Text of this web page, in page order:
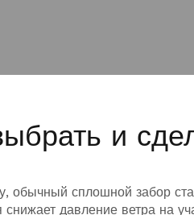
и
обычный сплошной забор
снижает давление ветра на